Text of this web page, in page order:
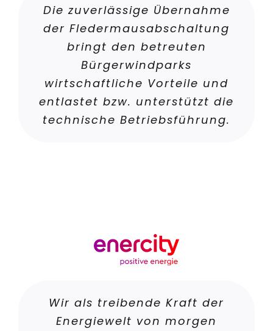
Die zuverlässige Übernahme
der Fledermausabschaltung
bringt den betreuten
Bürgerwindparks
wirtschaftliche Vorteile und
entlastet bzw. unterstützt die
technische Betriebsführung.
Wir als treibende Kraft der
Energiewelt von morgen